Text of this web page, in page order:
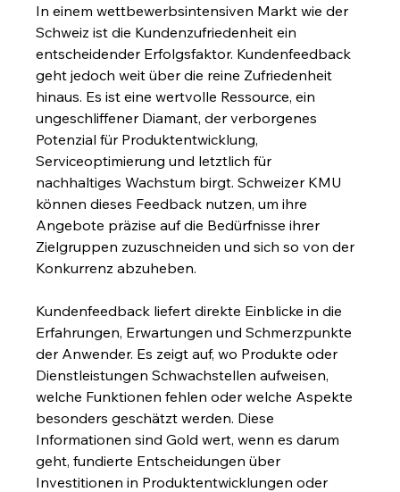
In einem wettbewerbsintensiven Markt wie der
Schweiz ist die Kundenzufriedenheit ein
entscheidender Erfolgsfaktor. Kundenfeedback
geht jedoch weit über die reine Zufriedenheit
hinaus. Es ist eine wertvolle Ressource, ein
ungeschliffener Diamant, der verborgenes
Potenzial für Produktentwicklung,
Serviceoptimierung und letztlich für
nachhaltiges Wachstum birgt. Schweizer KMU
können dieses Feedback nutzen, um ihre
Angebote präzise auf die Bedürfnisse ihrer
Zielgruppen zuzuschneiden und sich so von der
Konkurrenz abzuheben.
Kundenfeedback liefert direkte Einblicke in die
Erfahrungen, Erwartungen und Schmerzpunkte
der Anwender. Es zeigt auf, wo Produkte oder
Dienstleistungen Schwachstellen aufweisen,
welche Funktionen fehlen oder welche Aspekte
besonders geschätzt werden. Diese
Informationen sind Gold wert, wenn es darum
geht, fundierte Entscheidungen über
Investitionen in Produktentwicklungen oder